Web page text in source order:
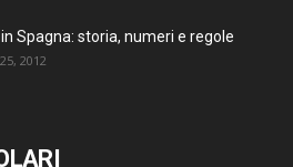
Spagna: storia, numeri e regole
2012